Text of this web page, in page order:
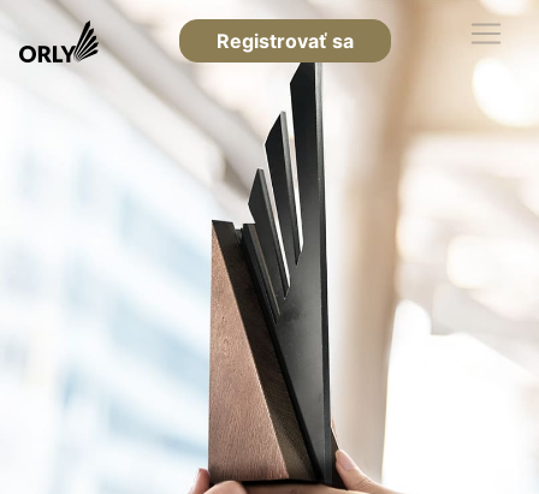
Registrovať sa